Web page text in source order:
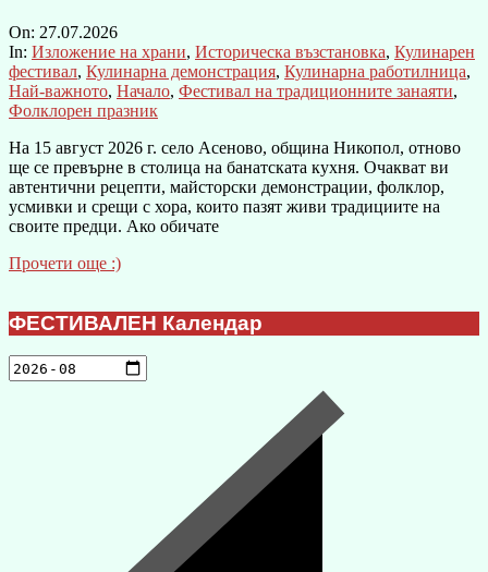
On: 27.07.2026
In: Изложение на храни, Историческа възстановка, Кулинарен
фестивал, Кулинарна демонстрация, Кулинарна работилница,
Най-важното, Начало, Фестивал на традиционните занаяти,
Фолклорен празник
На 15 август 2026 г. село Асеново, община Никопол, отново
ще се превърне в столица на банатската кухня. Очакват ви
автентични рецепти, майсторски демонстрации, фолклор,
усмивки и срещи с хора, които пазят живи традициите на
своите предци. Ако обичате
Прочети още :)
ФЕСТИВАЛЕН Календар